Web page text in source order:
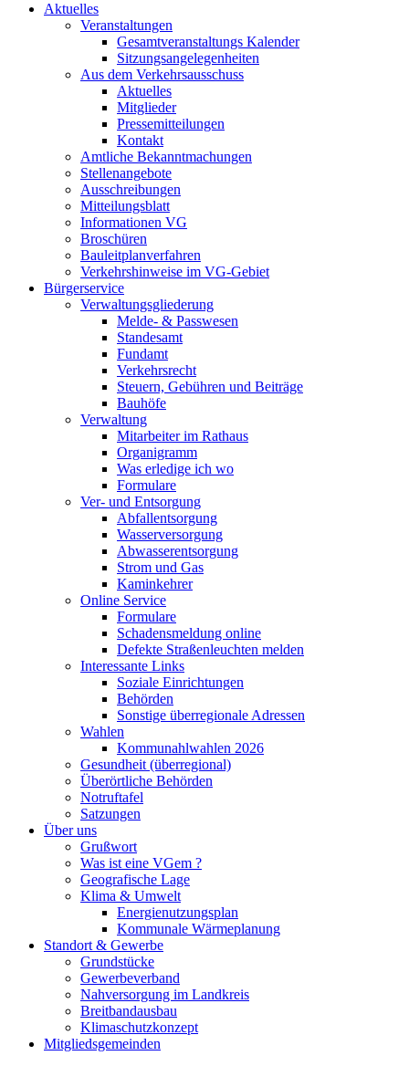
Aktuelles
Veranstaltungen
Gesamtveranstaltungs Kalender
Sitzungsangelegenheiten
Aus dem Verkehrsausschuss
Aktuelles
Mitglieder
Pressemitteilungen
Kontakt
Amtliche Bekanntmachungen
Stellenangebote
Ausschreibungen
Mitteilungsblatt
Informationen VG
Broschüren
Bauleitplanverfahren
Verkehrshinweise im VG-Gebiet
Bürgerservice
Verwaltungsgliederung
Melde- & Passwesen
Standesamt
Fundamt
Verkehrsrecht
Steuern, Gebühren und Beiträge
Bauhöfe
Verwaltung
Mitarbeiter im Rathaus
Organigramm
Was erledige ich wo
Formulare
Ver- und Entsorgung
Abfallentsorgung
Wasserversorgung
Abwasserentsorgung
Strom und Gas
Kaminkehrer
Online Service
Formulare
Schadensmeldung online
Defekte Straßenleuchten melden
Interessante Links
Soziale Einrichtungen
Behörden
Sonstige überregionale Adressen
Wahlen
Kommunahlwahlen 2026
Gesundheit (überregional)
Überörtliche Behörden
Notruftafel
Satzungen
Über uns
Grußwort
Was ist eine VGem ?
Geografische Lage
Klima & Umwelt
Energienutzungsplan
Kommunale Wärmeplanung
Standort & Gewerbe
Grundstücke
Gewerbeverband
Nahversorgung im Landkreis
Breitbandausbau
Klimaschutzkonzept
Mitgliedsgemeinden